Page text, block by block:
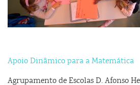
Apoio Dinâmico para a Matemática
Agrupamento de Escolas D. Afonso